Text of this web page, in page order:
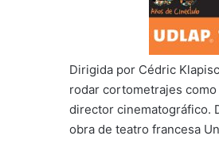
Dirigida por Cédric
rodar cortometrajes
director cinematográfico.
obra de teatro francesa